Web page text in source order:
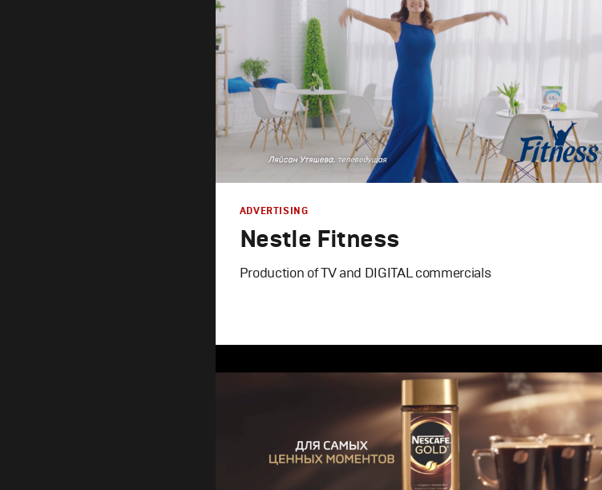
Креатив Продакшн
Nestle Fitness
Production of TV and DIGITAL commercials
ADVERTISING